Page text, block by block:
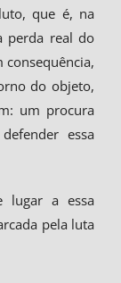
que é, na
perda real do
do objeto,
um procura
essa
lugar a essa
pela luta